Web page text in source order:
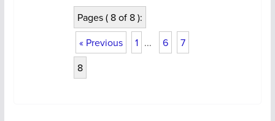
Pages ( 8 of 8 ):
« Previous
1 ... 6
7
8